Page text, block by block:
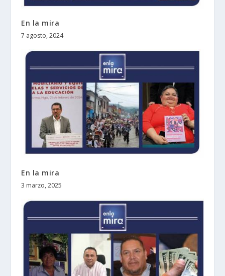
En la mira
7 agosto, 2024
En la mira
3 marzo, 2025